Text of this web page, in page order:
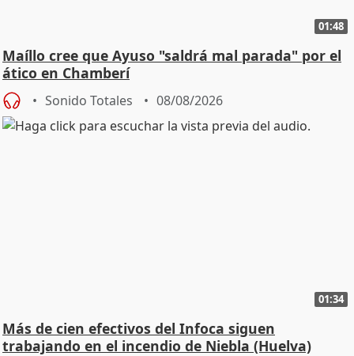
01:48
Maíllo cree que Ayuso "saldrá mal parada" por el
ático en Chamberí
Sonido Totales 08/08/2026
01:34
Más de cien efectivos del Infoca siguen
trabajando en el incendio de Niebla (Huelva)